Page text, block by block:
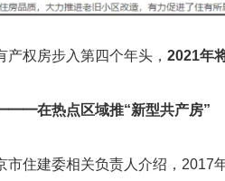
产权房步入第四个年头， 2021年
在热点区域推“新型共产房”
市住建委相关负责人介绍，2017